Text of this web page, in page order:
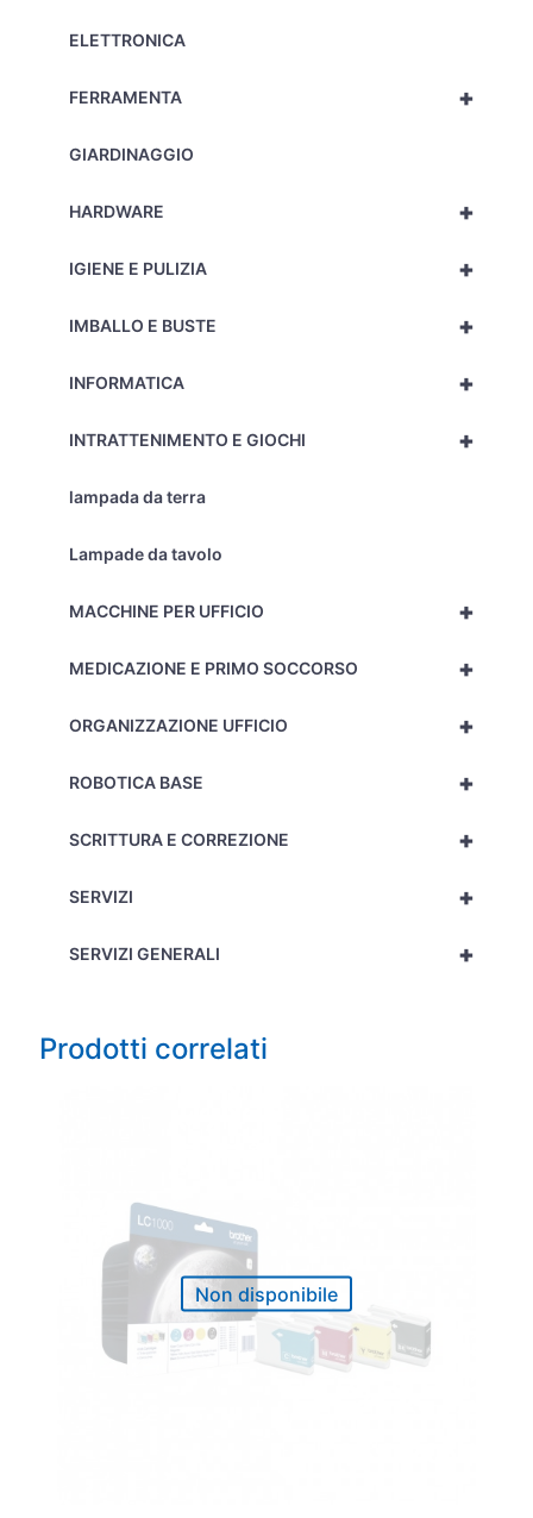
ELETTRONICA
+
FERRAMENTA
GIARDINAGGIO
+
HARDWARE
+
IGIENE E PULIZIA
+
IMBALLO E BUSTE
+
INFORMATICA
+
INTRATTENIMENTO E GIOCHI
lampada da terra
Lampade da tavolo
+
MACCHINE PER UFFICIO
+
MEDICAZIONE E PRIMO SOCCORSO
+
ORGANIZZAZIONE UFFICIO
+
ROBOTICA BASE
+
SCRITTURA E CORREZIONE
+
SERVIZI
+
SERVIZI GENERALI
Prodotti correlati
Non disponibile